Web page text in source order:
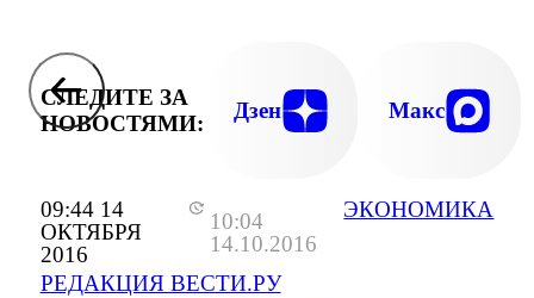
09:44 14
ОКТЯБРЯ
2016
10:04
14.10.2016
РЕДАКЦИЯ ВЕСТИ.РУ
ЭКОНОМИКА
СЛЕДИТЕ ЗА
НОВОСТЯМИ:
Дзен Макс